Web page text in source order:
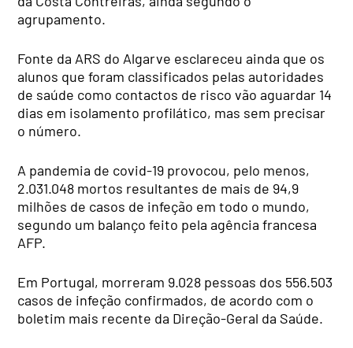
agrupamento.
Fonte da ARS do Algarve esclareceu ainda que os
alunos que foram classificados pelas autoridades
de saúde como contactos de risco vão aguardar 14
dias em isolamento profilático, mas sem precisar
o número.
A pandemia de covid-19 provocou, pelo menos,
2.031.048 mortos resultantes de mais de 94,9
milhões de casos de infeção em todo o mundo,
segundo um balanço feito pela agência francesa
AFP.
Em Portugal, morreram 9.028 pessoas dos 556.503
casos de infeção confirmados, de acordo com o
boletim mais recente da Direção-Geral da Saúde.